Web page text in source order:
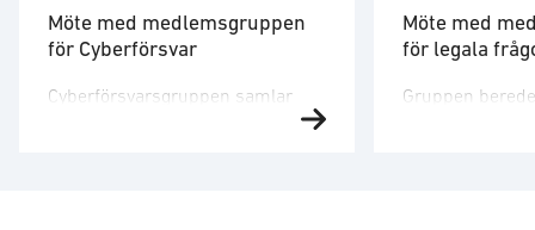
Möte med medlemsgruppen
för Cyberförsvar
Cyberförsvarsgruppen samlar
Möte med
för legala
Gruppen